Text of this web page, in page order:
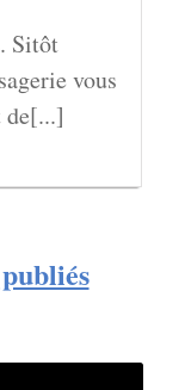
Sitôt
vous
de[...]